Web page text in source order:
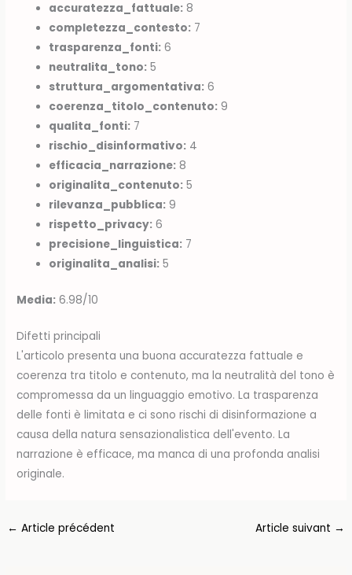
accuratezza_fattuale: 8
completezza_contesto: 7
trasparenza_fonti: 6
neutralita_tono: 5
struttura_argomentativa: 6
coerenza_titolo_contenuto: 9
qualita_fonti: 7
rischio_disinformativo: 4
efficacia_narrazione: 8
originalita_contenuto: 5
rilevanza_pubblica: 9
rispetto_privacy: 6
precisione_linguistica: 7
originalita_analisi: 5
Media: 6.98/10
Difetti principali
L'articolo presenta una buona accuratezza fattuale e
coerenza tra titolo e contenuto, ma la neutralità del tono è
compromessa da un linguaggio emotivo. La trasparenza
delle fonti è limitata e ci sono rischi di disinformazione a
causa della natura sensazionalistica dell'evento. La
narrazione è efficace, ma manca di una profonda analisi
originale.
← Article précédent Article suivant →